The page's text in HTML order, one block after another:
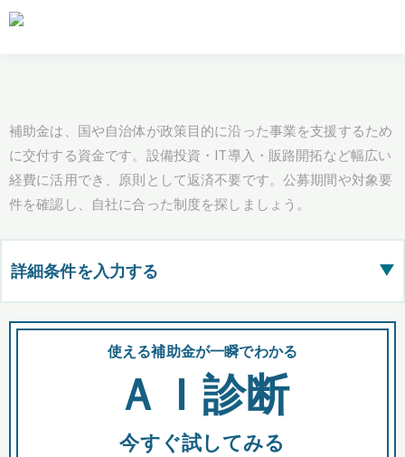
補助金は、国や自治体が政策目的に沿った事業を支援するため
に交付する資金です。設備投資・IT導入・販路開拓など幅広い
経費に活用でき、原則として返済不要です。公募期間や対象要
件を確認し、自社に合った制度を探しましょう。
詳細条件を入力する ▶
都道府県
全国の検索結果を含めて表示
使える補助金が一瞬でわかる
ＡＩ診断
今すぐ試してみる